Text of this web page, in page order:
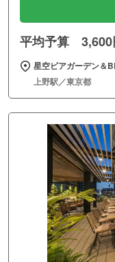
平均予算 3,600
星空ビアガーデン＆
上野駅／東京都